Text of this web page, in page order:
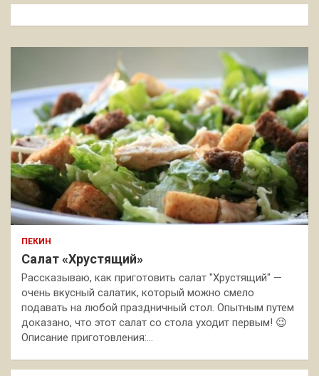
к
ПЕКИН
Салат «Хрустящий»
Рассказываю, как приготовить салат "Хрустящий" —
очень вкусный салатик, который можно смело
подавать на любой праздничный стол. Опытным путем
доказано, что этот салат со стола уходит первым! 😉
Описание приготовления:…